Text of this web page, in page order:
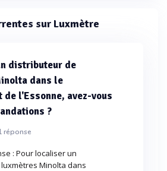
sur Luxmètre
distributeur de
dans le
de l'Essonne, avez-vous
?
réponse
: Pour localiser un
Minolta dans